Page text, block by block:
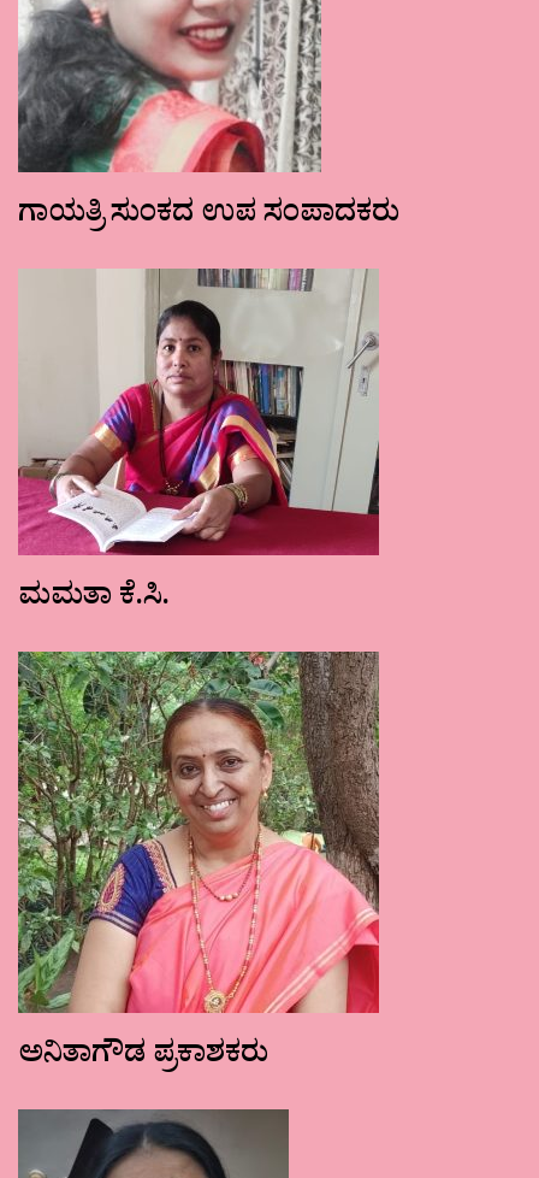
ಗಾಯತ್ರಿ ಸುಂಕದ ಉಪ ಸಂಪಾದಕರು
ಮಮತಾ ಕೆ.ಸಿ.
ಅನಿತಾಗೌಡ ಪ್ರಕಾಶಕರು